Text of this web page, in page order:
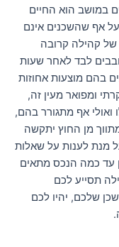
במושב הוא החיים
אף שהשכנים אינם
של קהילה קרובה
לבד לאחר שעות
בהם מוצעות אחוזות
ומפואר מעין זה,
ואולי אף מתגורר בהם,
מן החוץ יתקשה
מנת לענות על שאלות
עד כמה הנכס מתאים
תסייע לכם
שלכם, יהיו לכם